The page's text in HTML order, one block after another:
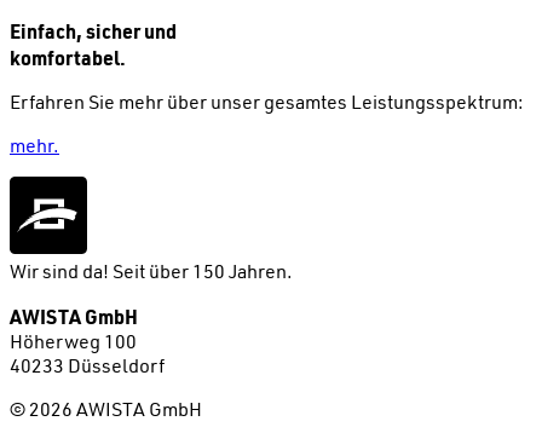
Einfach, sicher und
komfortabel.
Erfahren Sie mehr über unser gesamtes Leistungsspektrum:
mehr.
Wir sind da! Seit über 150 Jahren.
AWISTA GmbH
Höherweg 100
40233 Düsseldorf
©2026 AWISTA GmbH